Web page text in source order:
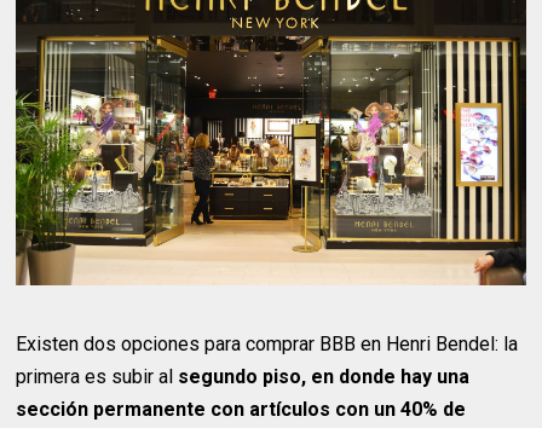
Existen dos opciones para comprar BBB en Henri Bendel: la
primera es subir al segundo piso, en donde hay una
sección permanente con artículos con un 40% de